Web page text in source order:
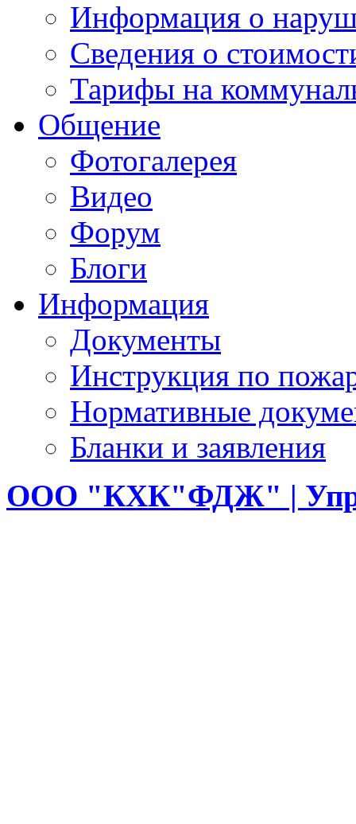
Информация о
Сведения о
Тарифы на
Общение
Фотогалерея
Видео
Форум
Блоги
Информация
Документы
Инструкция по
Нормативные
Бланки и заявления
ООО "КХК"ФДЖ" |